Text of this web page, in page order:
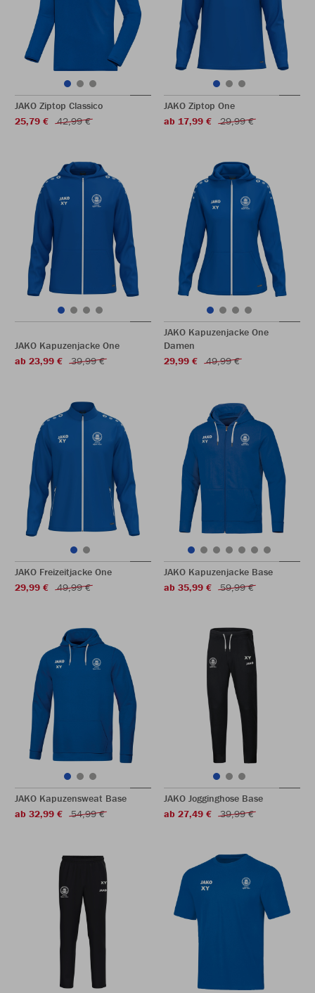
JAKO Ziptop Classico
25,79 €
42,99 €
JAKO Ziptop One
ab 17,99 €
29,99 €
JAKO Kapuzenjacke One
ab 23,99 €
39,99 €
JAKO Kapuzenjacke One
Damen
29,99 €
49,99 €
JAKO Freizeitjacke One
29,99 €
49,99 €
JAKO Kapuzenjacke Base
ab 35,99 €
59,99 €
JAKO Kapuzensweat Base
ab 32,99 €
54,99 €
JAKO Jogginghose Base
ab 27,49 €
39,99 €